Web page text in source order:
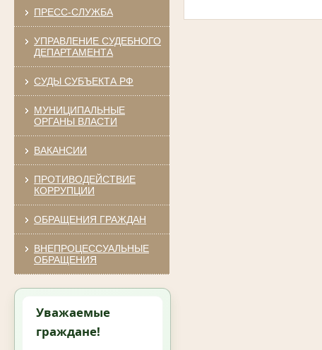
ПРЕСС-СЛУЖБА
УПРАВЛЕНИЕ СУДЕБНОГО
ДЕПАРТАМЕНТА
СУДЫ СУБЪЕКТА РФ
МУНИЦИПАЛЬНЫЕ
ОРГАНЫ ВЛАСТИ
ВАКАНСИИ
ПРОТИВОДЕЙСТВИЕ
КОРРУПЦИИ
ОБРАЩЕНИЯ ГРАЖДАН
ВНЕПРОЦЕССУАЛЬНЫЕ
ОБРАЩЕНИЯ
Уважаемые
граждане!